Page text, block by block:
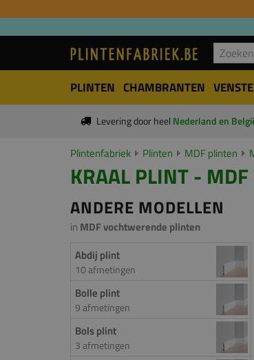
PLINTEN CHAMBRANTEN
Levering door heel Nederland en
Plintenfabriek Plinten MDF plinten
KRAAL PLINT -
ANDERE MODELLEN
in MDF vochtwerende plinten
Abdij plint
10 afmetingen
Bolle plint
9 afmetingen
Bols plint
3 afmetingen